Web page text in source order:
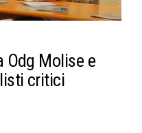
Odg Molise e
critici